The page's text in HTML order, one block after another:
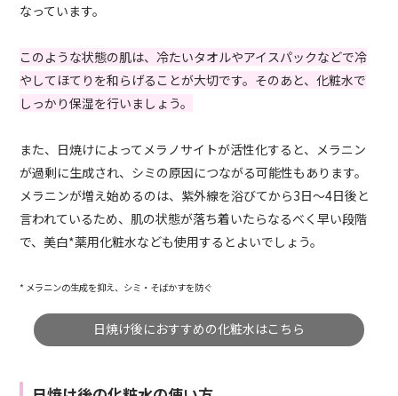
なっています。
このような状態の肌は、冷たいタオルやアイスパックなどで冷
やしてほてりを和らげることが大切です。そのあと、化粧水で
しっかり保湿を行いましょう。
また、日焼けによってメラノサイトが活性化すると、メラニン
が過剰に生成され、シミの原因につながる可能性もあります。
メラニンが増え始めるのは、紫外線を浴びてから3日～4日後と
言われているため、肌の状態が落ち着いたらなるべく早い段階
で、美白*薬用化粧水なども使用するとよいでしょう。
* メラニンの生成を抑え、シミ・そばかすを防ぐ
日焼け後におすすめの化粧水はこちら